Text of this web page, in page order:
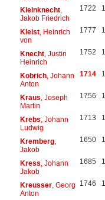
Kleinknecht,
Jakob Friedrich
1722
Kleist, Heinrich
von
1777
Knecht, Justin
Heinrich
1752
Kobrich, Johann
Anton
1714
Kraus , Joseph
Martin
1756
Krebs , Johann
Ludwig
1713
Kremberg,
Jakob
1650
Kress , Johann
Jakob
1685
Kreusser, Georg
Anton
1746